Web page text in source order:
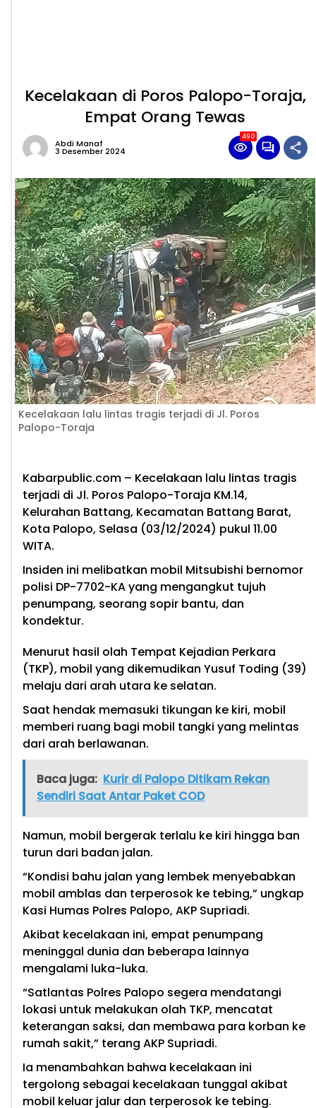
Kecelakaan di Poros Palopo-Toraja,
Empat Orang Tewas
Abdi Manaf
3 Desember 2024
490
Kecelakaan lalu lintas tragis terjadi di Jl. Poros
Palopo-Toraja
Kabarpublic.com – Kecelakaan lalu lintas tragis
terjadi di Jl. Poros Palopo-Toraja KM.14,
Kelurahan Battang, Kecamatan Battang Barat,
Kota Palopo, Selasa (03/12/2024) pukul 11.00
WITA.
Insiden ini melibatkan mobil Mitsubishi bernomor
polisi DP-7702-KA yang mengangkut tujuh
penumpang, seorang sopir bantu, dan
kondektur.
Menurut hasil olah Tempat Kejadian Perkara
(TKP), mobil yang dikemudikan Yusuf Toding (39)
melaju dari arah utara ke selatan.
Saat hendak memasuki tikungan ke kiri, mobil
memberi ruang bagi mobil tangki yang melintas
dari arah berlawanan.
Baca juga: Kurir di Palopo Ditikam Rekan
Sendiri Saat Antar Paket COD
Namun, mobil bergerak terlalu ke kiri hingga ban
turun dari badan jalan.
“Kondisi bahu jalan yang lembek menyebabkan
mobil amblas dan terperosok ke tebing,” ungkap
Kasi Humas Polres Palopo, AKP Supriadi.
Akibat kecelakaan ini, empat penumpang
meninggal dunia dan beberapa lainnya
mengalami luka-luka.
“Satlantas Polres Palopo segera mendatangi
lokasi untuk melakukan olah TKP, mencatat
keterangan saksi, dan membawa para korban ke
rumah sakit,” terang AKP Supriadi.
Ia menambahkan bahwa kecelakaan ini
tergolong sebagai kecelakaan tunggal akibat
mobil keluar jalur dan terperosok ke tebing.